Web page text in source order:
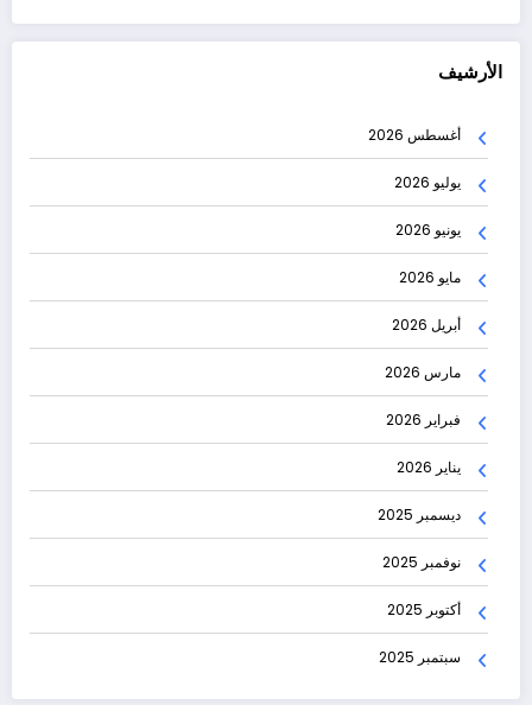
الأرشيف
أغسطس 2026
يوليو 2026
يونيو 2026
مايو 2026
أبريل 2026
مارس 2026
فبراير 2026
يناير 2026
ديسمبر 2025
نوفمبر 2025
أكتوبر 2025
سبتمبر 2025